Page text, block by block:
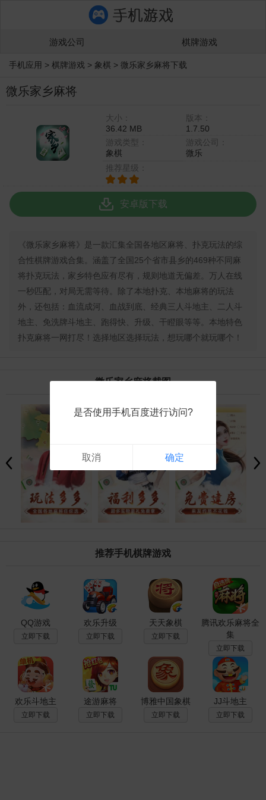
游戏公司 棋牌游戏
手机应用 > 棋牌游戏 > 象棋 > 微乐家乡麻将下载
微乐家乡麻将
大小：
36.42 MB
版本：
1.7.50
游戏类型：
象棋
游戏公司：
微乐
推荐星级：
安卓版下载
《微乐家乡麻将》是一款汇集全国各地区麻将、扑克玩法的综
合性棋牌游戏合集。涵盖了全国25个省市县乡的469种不同麻
将扑克玩法，家乡特色应有尽有，规则地道无偏差。万人在线
一秒匹配，对局无需等待。除了本地扑克、本地麻将的玩法
外，还包括：血流成河、血战到底、经典三人斗地主、二人斗
地主、免洗牌斗地主、跑得快、升级、干瞪眼等等。本地特色
扑克麻将一网打尽！选择地区选择玩法，想玩哪个就玩哪个！
微乐家乡麻将截图
推荐手机棋牌游戏
QQ游戏
立即下载
欢乐升级
立即下载
天天象棋
立即下载
腾讯欢乐麻将全
集
立即下载
欢乐斗地主
立即下载
途游麻将
立即下载
博雅中国象棋
立即下载
JJ斗地主
立即下载
是否使用手机百度进行访问?
取消 确定